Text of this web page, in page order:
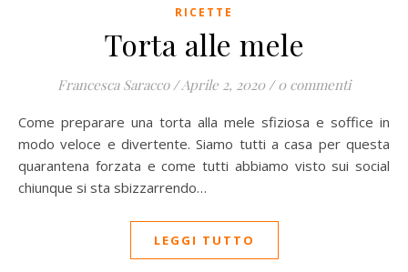
RICETTE
Torta alle mele
Francesca Saracco /Aprile 2, 2020 / 0 commenti
Come preparare una torta alla mele sfiziosa e soffice in
modo veloce e divertente. Siamo tutti a casa per questa
quarantena forzata e come tutti abbiamo visto sui social
chiunque si sta sbizzarrendo…
LEGGI TUTTO